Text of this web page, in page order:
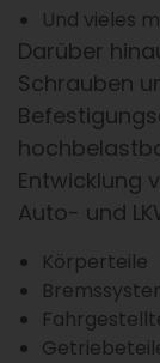
Und vieles
Darüber
Schrauben
Entwicklung
Auto- und
Körperteile